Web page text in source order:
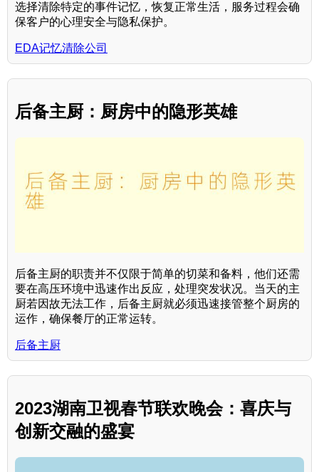
选择清除特定的事件记忆，恢复正常生活，服务过程会确
保客户的心理安全与隐私保护。
EDA记忆清除公司
后备主厨：厨房中的隐形英雄
后备主厨的职责并不仅限于简单的切菜和备料，他们还需
要在高压环境中迅速作出反应，处理突发状况。当天的主
厨若因故无法工作，后备主厨就必须迅速接管整个厨房的
运作，确保餐厅的正常运转。
后备主厨
2023湖南卫视春节联欢晚会：喜庆与
创新交融的盛宴